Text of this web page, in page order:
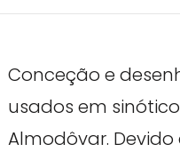
Conceção e
usados em
Almodôvar.